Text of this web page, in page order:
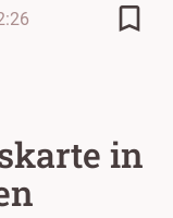
bookmark_border
in